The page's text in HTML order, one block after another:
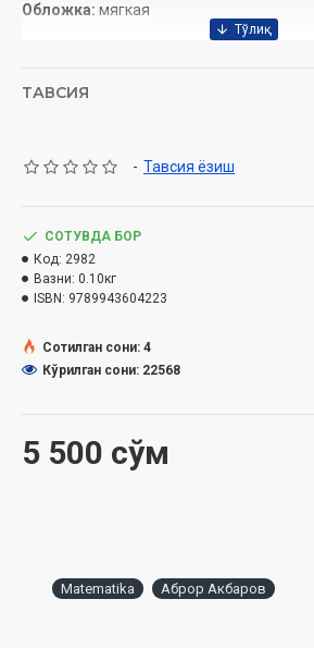
Обложка: мягкая
ТАВСИЯ
- Тавсия ёзиш
5 500 сўм
СОТУВДА БОР
Код: 2982
Вазни: 0.10кг
ISBN: 9789943604223
Сотилган сони: 4
Кўрилган сони: 22568
Matematika Аброр Акбаров